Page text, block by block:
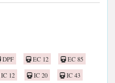
DPF EC 12
EC 85
IC 12 IC 20
IC 43